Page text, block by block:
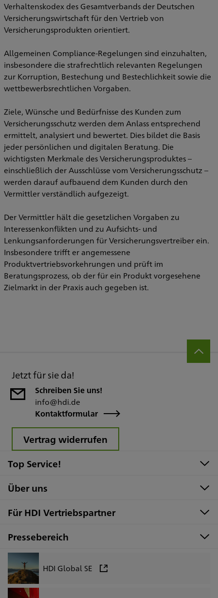
Verhaltenskodex des Gesamtverbands der Deutschen
Versicherungswirtschaft für den Vertrieb von
Versicherungsprodukten orientiert.
Allgemeinen Compliance-Regelungen sind einzuhalten,
insbesondere die strafrechtlich relevanten Regelungen
zur Korruption, Bestechung und Bestechlichkeit sowie die
wettbewerbsrechtlichen Vorgaben.
Ziele, Wünsche und Bedürfnisse des Kunden zum
Versicherungsschutz werden dem Anlass entsprechend
ermittelt, analysiert und bewertet. Dies bildet die Basis
jeder persönlichen und digitalen Beratung. Die
wichtigsten Merkmale des Versicherungsproduktes –
einschließlich der Ausschlüsse vom Versicherungsschutz –
werden darauf aufbauend dem Kunden durch den
Vermittler verständlich aufgezeigt.
Der Vermittler hält die gesetzlichen Vorgaben zu
Interessenkonflikten und zu Aufsichts- und
Lenkungsanforderungen für Versicherungsvertreiber ein.
Insbesondere trifft er angemessene
Produktvertriebsvorkehrungen und prüft im
Beratungsprozess, ob der für ein Produkt vorgesehene
Zielmarkt in der Praxis auch gegeben ist.
Jetzt für sie da!
Schreiben Sie uns!
info@hdi.de
Kontaktformular
Vertrag widerrufen
Top Service!
Über uns
Für HDI Vertriebspartner
Pressebereich
HDI Global SE